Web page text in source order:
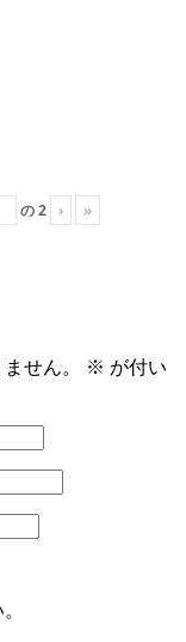
の2 › »
せん。 ※ が付い